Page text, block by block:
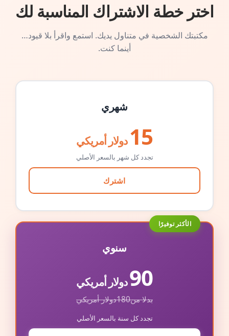
اختر خطة الاشتراك المناسبة لك
مكتبتك الشخصية في متناول يديك. استمع واقرأ بلا قيود…
أينما كنت.
شهري
15 دولار أمريكي
تجدد كل شهر بالسعر الأصلي
اشترك
الأكثر توفيرًا
سنوي
90دولار أمريكي
بدلا من180دولار أمريكي
تجدد كل سنة بالسعر الأصلي